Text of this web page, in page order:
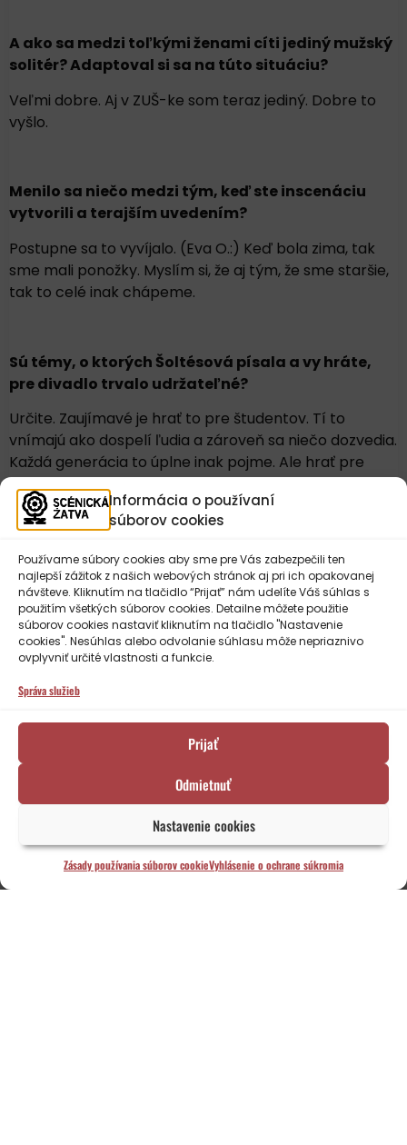
Informácia o používaní
súborov cookies
Používame súbory cookies aby sme pre Vás zabezpečili ten
najlepší zážitok z našich webových stránok aj pri ich opakovanej
návšteve. Kliknutím na tlačidlo “Prijať” nám udelíte Váš súhlas s
použitím všetkých súborov cookies. Detailne môžete použitie
súborov cookies nastaviť kliknutím na tlačidlo "Nastavenie
cookies". Nesúhlas alebo odvolanie súhlasu môže nepriaznivo
ovplyvniť určité vlastnosti a funkcie.
Správa služieb
Prijať
Odmietnuť
Nastavenie cookies
Zásady používania súborov cookieVyhlásenie o ochrane súkromia
A ako sa medzi toľkými ženami cíti jediný mužský
solitér?Adaptoval si sa na túto situáciu?
Veľmi dobre. Aj v ZUŠ-ke som teraz jediný. Dobre to
vyšlo.
Menilo sa niečo medzi tým, keď ste inscenáciu
vytvorili a terajším uvedením?
Postupne sa to vyvíjalo. (Eva O.:) Keď bola zima, tak
sme mali ponožky. Myslím si, že aj tým, že sme staršie,
tak to celé inak chápeme.
Sú témy, o ktorých Šoltésová písala a vy hráte,
pre divadlo trvalo udržateľné?
Určite. Zaujímavé je hrať to pre študentov. Tí to
vnímajú ako dospelí ľudia a zároveň sa niečo dozvedia.
Každá generácia to úplne inak pojme. Ale hrať pre
študentov je super, lebo im divadlom prinášame aj
informácie.
vždy bude, pretože Elena písala o veciach, ktoré sú
ľudské a ktoré rieši každý.
Je možné, že budete v budúcnosti ešte
staršie, odchádzame na iné školy, aj časovo je to
problém.
Martina, čo nezhasína
FOTO: Michal Lašut